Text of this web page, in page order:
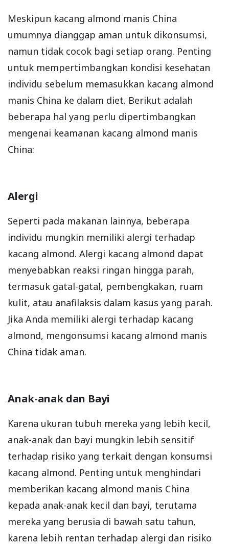
Meskipun kacang almond manis China
umumnya dianggap aman untuk dikonsumsi,
namun tidak cocok bagi setiap orang. Penting
untuk mempertimbangkan kondisi kesehatan
individu sebelum memasukkan kacang almond
manis China ke dalam diet. Berikut adalah
beberapa hal yang perlu dipertimbangkan
mengenai keamanan kacang almond manis
China:
Alergi
Seperti pada makanan lainnya, beberapa
individu mungkin memiliki alergi terhadap
kacang almond. Alergi kacang almond dapat
menyebabkan reaksi ringan hingga parah,
termasuk gatal-gatal, pembengkakan, ruam
kulit, atau anafilaksis dalam kasus yang parah.
Jika Anda memiliki alergi terhadap kacang
almond, mengonsumsi kacang almond manis
China tidak aman.
Anak-anak dan Bayi
Karena ukuran tubuh mereka yang lebih kecil,
anak-anak dan bayi mungkin lebih sensitif
terhadap risiko yang terkait dengan konsumsi
kacang almond. Penting untuk menghindari
memberikan kacang almond manis China
kepada anak-anak kecil dan bayi, terutama
mereka yang berusia di bawah satu tahun,
karena lebih rentan terhadap alergi dan risiko